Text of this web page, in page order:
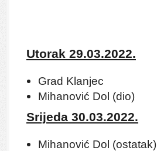
Utorak 29.03.2022.
Grad Klanjec
Mihanović Dol (dio)
Srijeda 30.03.2022.
Mihanović Dol (ostatak)